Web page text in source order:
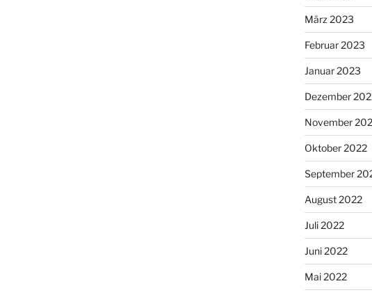
März 2023
Februar 2023
Januar 2023
Dezember
November
Oktober 2022
September
August 2022
Juli 2022
Juni 2022
Mai 2022